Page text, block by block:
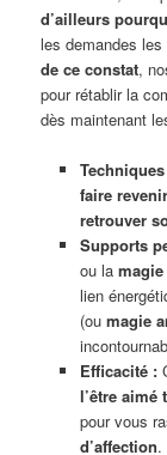
d’ailleurs
les demandes
de ce constat,
pour rétablir la
dès maintenant
faire
retrouver
Supports
ou la magie
lien
(ou magie
Efficacité :
l’être aimé
pour vous
d’affection.